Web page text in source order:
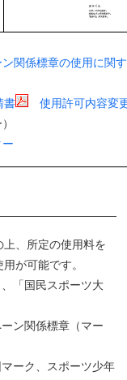
関係標章の使用に関
書
使用許可内容変
上、所定の使用料を
が可能です。
「国民スポーツ大
ン関係標章（マー
ーク、スポーツ少年